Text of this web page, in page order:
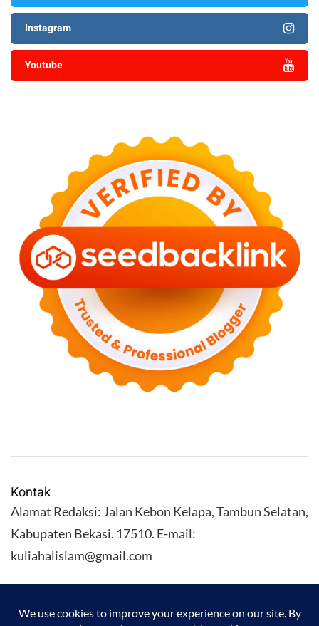
Instagram
Youtube
Kontak
Alamat Redaksi: Jalan Kebon Kelapa, Tambun Selatan,
Kabupaten Bekasi. 17510. E-mail:
kuliahalislam@gmail.com